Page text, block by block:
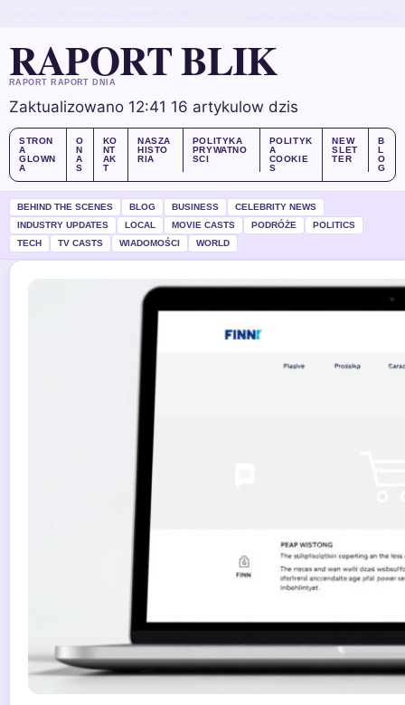
RAPORT BLIK
RAPORT RAPORT DNIA
Zaktualizowano 12:41 16 artykulow dzis
STRON
A
GLOWN
A
O
N
A
S
KO
NT
AK
T
NASZA
HISTO
RIA
POLITYKA
PRYWATNO
SCI
POLITYK
A
COOKIE
S
NEW
SLET
TER
B
L
O
G
BEHIND THE SCENES BLOG BUSINESS
CELEBRITY NEWS
INDUSTRY UPDATES
LOCAL MOVIE CASTS PODRÓŻE
POLITICS
TECH
TV CASTS WIADOMOŚCI WORLD